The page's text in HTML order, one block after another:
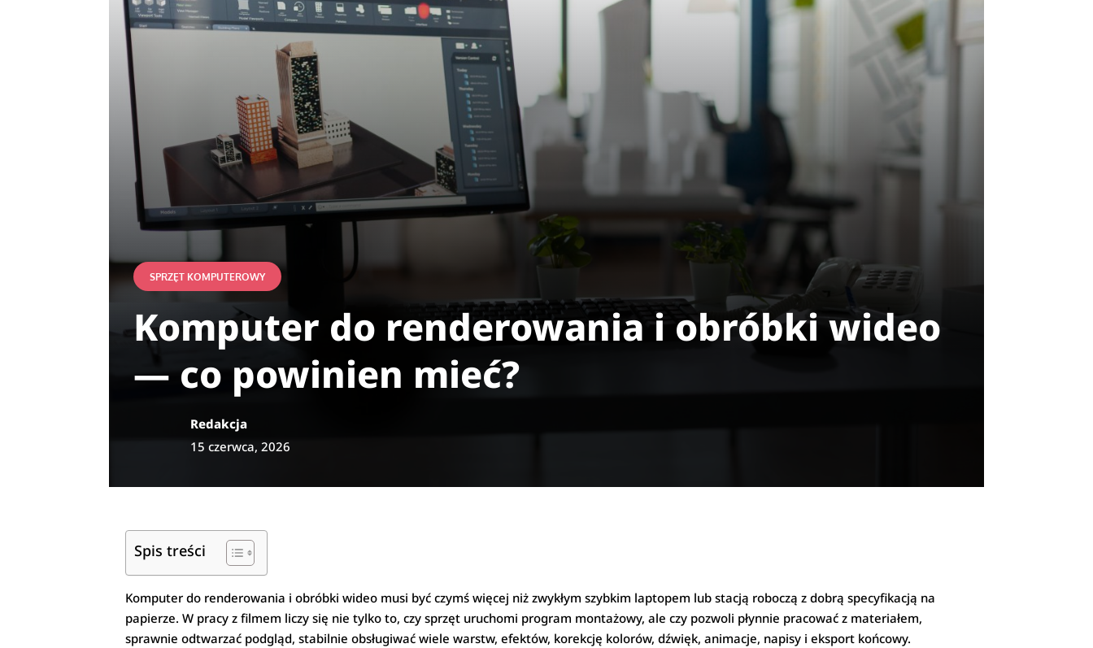
SPRZĘT KOMPUTEROWY
Komputer do renderowania i obróbki wideo
— co powinien mieć?
Redakcja
15 czerwca, 2026
Spis treści
Komputer do renderowania i obróbki wideo musi być czymś więcej niż zwykłym szybkim laptopem lub stacją roboczą z dobrą specyfikacją na
papierze. W pracy z filmem liczy się nie tylko to, czy sprzęt uruchomi program montażowy, ale czy pozwoli płynnie pracować z materiałem,
sprawnie odtwarzać podgląd, stabilnie obsługiwać wiele warstw, efektów, korekcję kolorów, dźwięk, animacje, napisy i eksport końcowy.